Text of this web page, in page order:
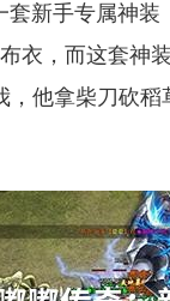
新手专属神
衣，而这套神
他拿柴刀砍